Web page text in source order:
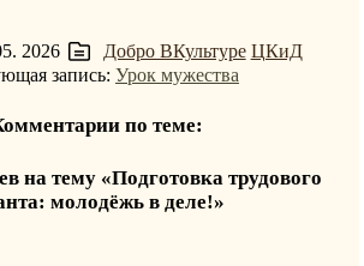
2026
Добро ВКультуре ЦКиД
запись: Урок мужества
по теме:
на тему «Подготовка трудового
молодёжь в деле!»